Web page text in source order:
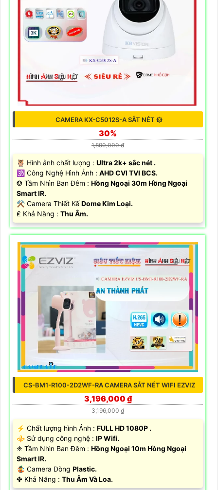
CAMERA KX-C5012S-A SẮT NÉT ۞
30%
1,890,000 ₫
🦉 Hình ảnh chất lượng : Ultra 2k+ sắc nét .
🕉️ Công Nghệ Hình Ảnh : AHD CVI TVI BCS.
❂ Tầm Nhìn Ban Đêm : Hồng Ngoại 30m Hồng Ngoại
Smart IR.
⚒ Camera Thiết KếDome Kim Loại.
️₤ Khả Năng : Thu Âm.
CS-BM1-R100-2D2WF-RA CAMERA SẮT NÉT WIFI EZVIZ
3,196,000 ₫
3,196,000 ₫
️⚡ Chất lượng hình Ảnh : FULL HD 1080P .
⚜️ Sử dụng công nghệ : IP Wifi.
❈ Tầm Nhìn Ban Đêm : Hồng Ngoại 10m Hồng Ngoại
Smart IR.
🤹 Camera Dòng Plastic.
️✤ Khả Năng : Thu Âm Và Loa.